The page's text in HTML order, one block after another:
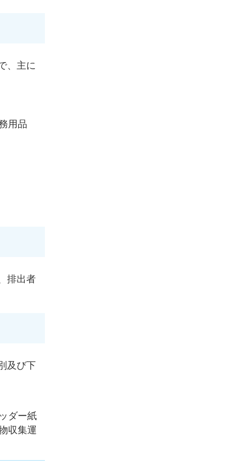
、主に
用品
排出者
及び下
ダー紙
収集運